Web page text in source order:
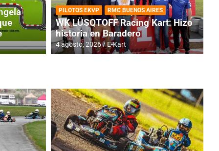
Horarios para la
PILOTOS EKVP RMC BUENOS AIRES
WK LÜSQTOFF Racing Kart: Hizo
historia en Baradero
4 agosto, 2026 E-Kart